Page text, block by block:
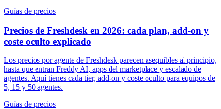
Guías de precios
Precios de Freshdesk en 2026: cada plan, add-on y
coste oculto explicado
Los precios por agente de Freshdesk parecen asequibles al principio,
hasta que entran Freddy AI, apps del marketplace y escalado de
agentes. Aquí tienes cada tier, add-on y coste oculto para equipos de
5, 15 y 50 agentes.
Guías de precios